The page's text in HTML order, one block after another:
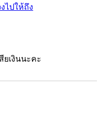
ไปให้ถึง
ยเงินนะคะ